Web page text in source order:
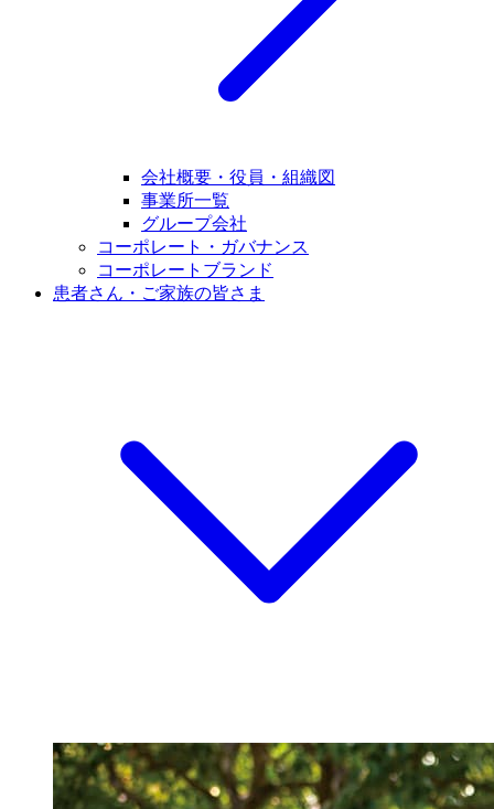
会社概要・役員・組織図
事業所一覧
グループ会社
コーポレート・ガバナンス
コーポレートブランド
患者さん・ご家族の皆さま